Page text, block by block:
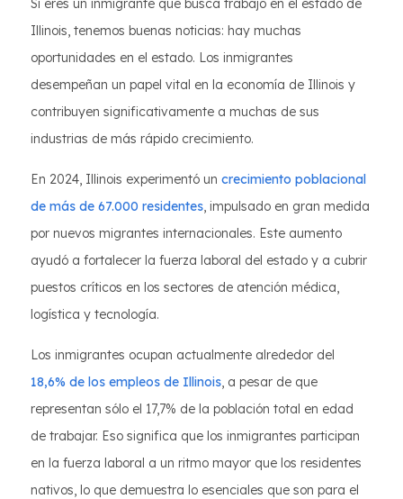
Si eres un inmigrante que busca trabajo en el estado de
Illinois, tenemos buenas noticias: hay muchas
oportunidades en el estado. Los inmigrantes
desempeñan un papel vital en la economía de Illinois y
contribuyen significativamente a muchas de sus
industrias de más rápido crecimiento.
En 2024, Illinois experimentó un crecimiento poblacional
de más de 67.000 residentes, impulsado en gran medida
por nuevos migrantes internacionales. Este aumento
ayudó a fortalecer la fuerza laboral del estado y a cubrir
puestos críticos en los sectores de atención médica,
logística y tecnología.
Los inmigrantes ocupan actualmente alrededor del
18,6% de los empleos de Illinois, a pesar de que
representan sólo el 17,7% de la población total en edad
de trabajar. Eso significa que los inmigrantes participan
en la fuerza laboral a un ritmo mayor que los residentes
nativos, lo que demuestra lo esenciales que son para el